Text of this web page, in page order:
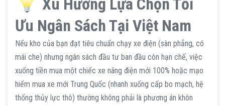
Ưu Ngân Sách Tại Việt Nam​
Nếu kho của bạn đạt tiêu chuẩn chạy xe điện (sàn phẳng, có
mái che) nhưng ngân sách đầu tư ban đầu còn hạn chế, việc
xuống tiền mua một chiếc xe nâng điện mới 100% hoặc mạo
hiểm mua xe mới Trung Quốc (nhanh xuống cấp bo mạch, hệ
thống thủy lực thô) thường không phải là phương án khôn